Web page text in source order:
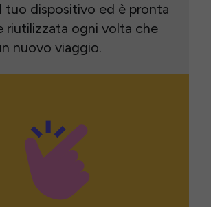
tuo dispositivo ed è pronta
riutilizzata ogni volta che
nuovo viaggio.